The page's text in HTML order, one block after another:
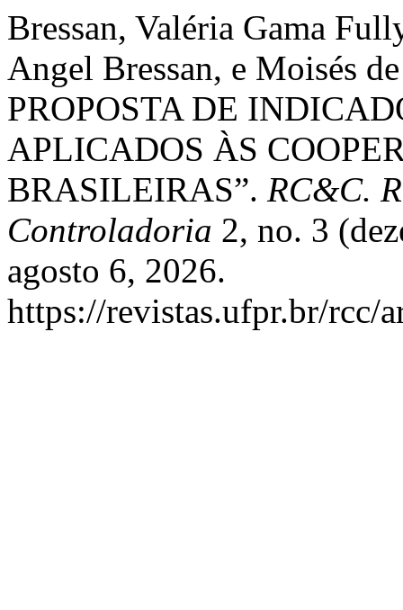
Bressan, Valéria Gama
Angel Bressan, e Moisés
PROPOSTA DE
APLICADOS ÀS
BRASILEIRAS”. RC&C.
Controladoria 2, no. 3
agosto 6, 2026.
https://revistas.ufpr.br/rcc/